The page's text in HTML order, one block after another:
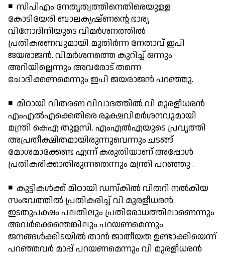
◾ സിപിഎം നേതൃത്വത്തിനെതിരെയുള്ള
കോടിയേരി ബാലകൃഷ്ണന്റെ ഭാര്യ
വിനോദിനിയുടെ വിമര്‍ശനത്തില്‍
പ്രതികരണവുമായി മുതിര്‍ന്ന നേതാവ് ഇപി
ജയരാജന്‍. വിമര്‍ശനത്തെ കുറിച്ച് ഒന്നും
അറിയില്ലെന്നും അവരോട് തന്നെ
ചോദിക്കണമെന്നും ഇപി ജയരാജന്‍ പറഞ്ഞു.
◾ മിഠായി വിതരണ വിവാദത്തില്‍ വി മുരളീധരന്‍
എംഎല്‍എക്കെതിരെ രൂക്ഷവിമര്‍ശനവുമായി
മന്ത്രി കെഎ തുളസി. എംഎല്‍എയുടെ പ്രവൃത്തി
അപ്രതീക്ഷിതമായിരുന്നുവെന്നും ചടങ്ങ്
മോശമാക്കേണ്ട എന്ന് കരുതിയാണ് അപ്പോള്‍
പ്രതികരിക്കാതിരുന്നതെന്നും മന്ത്രി പറഞ്ഞു .
◾ കുട്ടികള്‍ക്ക് മിഠായി ഡസ്‌കില്‍ വിതറി നല്‍കിയ
സംഭവത്തില്‍ പ്രതികരിച്ച് വി മുരളീധരന്‍.
ഇടതുപക്ഷം പലതിലും പ്രതിരോധത്തിലാണെന്നും
അവര്‍ക്കെന്തെങ്കിലും പറയണമെന്നും
ജനങ്ങള്‍ക്കിടയില്‍ താന്‍ ജാതീയത ഉണ്ടാക്കിയെന്ന്
പറഞ്ഞവര്‍ മാപ്പ് പറയണമെന്നും വി മുരളീധരന്‍